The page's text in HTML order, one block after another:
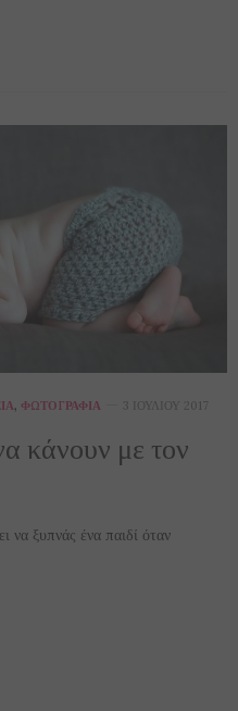
, ΦΩΤΟΓΡΑΦΊΑ 3 ΙΟΥΛΊΟΥ 2017
κάνουν με τον
να ξυπνάς ένα παιδί όταν